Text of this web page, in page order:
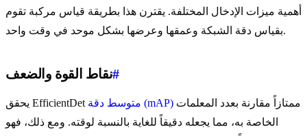
أهمية ميزات الإدخال المختلفة. يقترن هذا بطريقة قياس مركبة تقوم
بقياس دقة الشبكة وعمقها وعرضها بشكل موحد في وقت واحد.
نقاط القوة والضعف#
يحقق EfficientDet متوسط دقة (mAP)
الخاصة به، مما يجعله دقيقاً للغاية بالنسبة لوقته. ومع ذلك، فهو